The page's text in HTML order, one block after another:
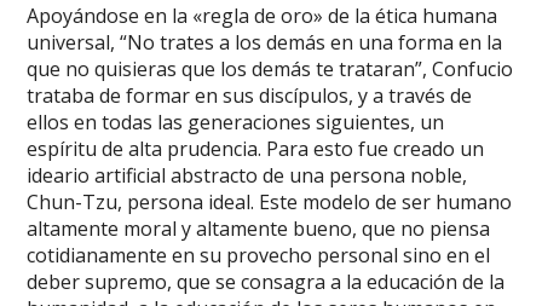
Apoyándose en la «regla de oro» de la ética humana
universal, “No trates a los demás en una forma en la
que no quisieras que los demás te trataran”, Confucio
trataba de formar en sus discípulos, y a través de
ellos en todas las generaciones siguientes, un
espíritu de alta prudencia. Para esto fue creado un
ideario artificial abstracto de una persona noble,
Chun-Tzu, persona ideal. Este modelo de ser humano
altamente moral y altamente bueno, que no piensa
cotidianamente en su provecho personal sino en el
deber supremo, que se consagra a la educación de la